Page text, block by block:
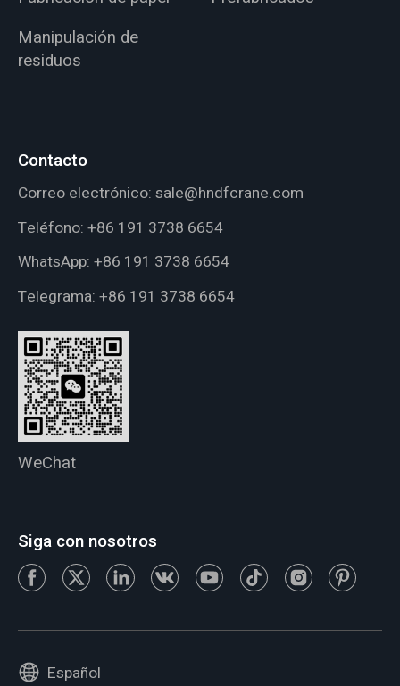
Manipulación de
residuos
Contacto
Correo electrónico: sale@hndfcrane.com
Teléfono: +86 191 3738 6654
WhatsApp: +86 191 3738 6654
Telegrama: +86 191 3738 6654
WeChat
Siga con nosotros
Español